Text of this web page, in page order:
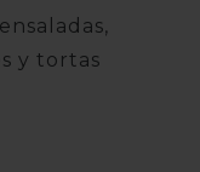
y tortas